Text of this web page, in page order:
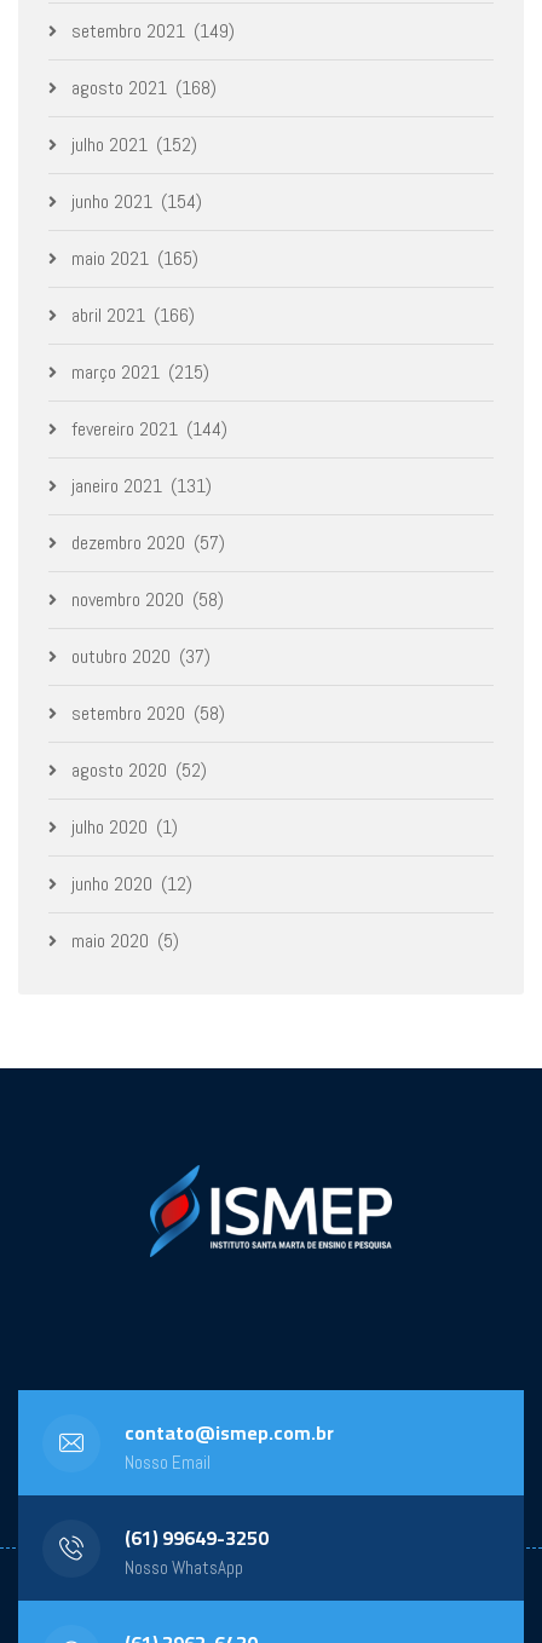
setembro 2021 (149)
agosto 2021 (168)
julho 2021 (152)
junho 2021 (154)
maio 2021 (165)
abril 2021 (166)
março 2021 (215)
fevereiro 2021 (144)
janeiro 2021 (131)
dezembro 2020 (57)
novembro 2020 (58)
outubro 2020 (37)
setembro 2020 (58)
agosto 2020 (52)
julho 2020 (1)
junho 2020 (12)
maio 2020 (5)
contato@ismep.com.br
Nosso Email
(61) 99649-3250
Nosso WhatsApp